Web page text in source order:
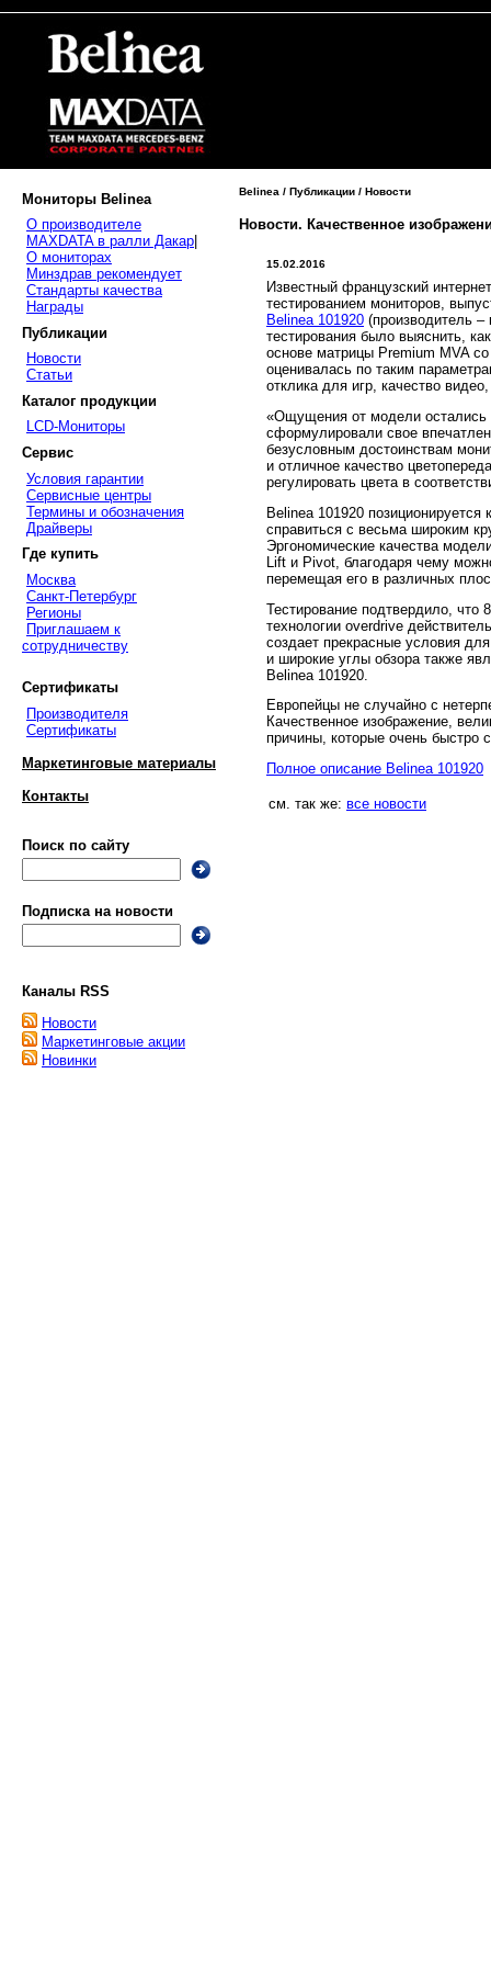
Мониторы Belinea
О производителе
MAXDATA в ралли Дакар
О мониторах
Минздрав рекомендует
Стандарты качества
Награды
Публикации
Новости
Статьи
Каталог продукции
LCD-Мониторы
Сервис
Условия гарантии
Сервисные центры
Термины и обозначения
Драйверы
Где купить
Москва
Санкт-Петербург
Регионы
Приглашаем к
сотрудничеству
Сертификаты
Производителя
Сертификаты
Маркетинговые материалы
Контакты
Поиск по сайту
Подписка на новости
Каналы RSS
Новости
Маркетинговые акции
Новинки
Belinea / Публикации / Новости
Новости. Качественное
15.02.2016
Известный французский
тестированием мониторов,
Belinea 101920 (производитель
тестирования было выяснить,
основе матрицы Premium MVA
оценивалась по таким
отклика для игр, качество
«Ощущения от модели остались
сформулировали свое
безусловным достоинствам
и отличное качество
регулировать цвета в
Belinea 101920
справиться с весьма широким
Эргономические качества
Lift и Pivot, благодаря чему
перемещая его в различных
Тестирование подтвердило, что
технологии overdrive
создает прекрасные условия
и широкие углы обзора также
Belinea 101920.
Европейцы не случайно с
Качественное изображение,
причины, которые очень быстро
Полное описание Belinea 101920
см. так же: все новости